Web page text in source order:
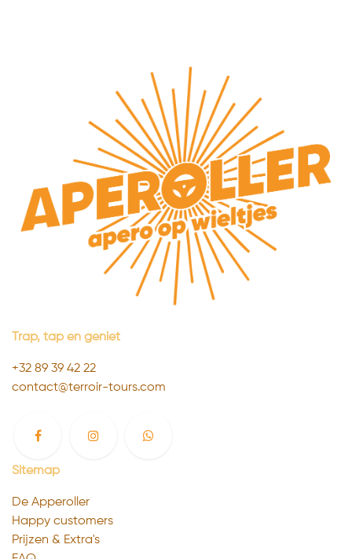
Trap, tap en geniet
+32 89 39 42 22
contact@terroir-tours.com
Sitemap
De Apperoller
Happy customers
Prijzen & Extra's